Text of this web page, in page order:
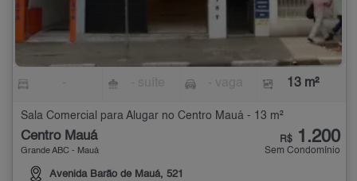
13 m²
Sala Comercial para Alugar no Centro Mauá - 13 m²
Centro Mauá
Grande ABC - Mauá
Avenida Barão de Mauá, 521
R$ 1.200
Sem Condomínio